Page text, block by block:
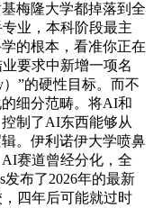
梅隆大学都掉落到全
业，本科阶段最主
的根本，看准你正在
要求中新增一项名
）”的硬性目标。而不
细分范畴。将AI和
制了AI东西能够从
。伊利诺伊大学喷鼻
赛道曾经分化，全
发布了2026年的最新
四年后可能就过时